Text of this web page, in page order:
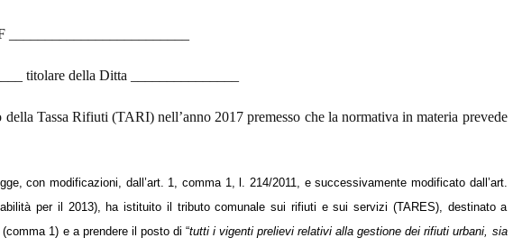
titolare della Ditta _______________
Tassa Rifiuti (TARI) nell’anno 2017 premesso che la normativa in materia prevede
con modificazioni, dall’art. 1, comma 1, l. 214/2011, e successivamente modificato dall’art.
per il 2013), ha istituito il tributo comunale sui rifiuti e sui servizi (TARES), destinato a
1) e a prendere il posto di “tutti i vigenti prelievi relativi alla gestione dei rifiuti urbani, sia